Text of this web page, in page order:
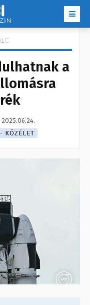
a
2025.06.24.
KÖZÉLET